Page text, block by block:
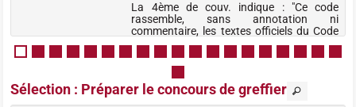
La 4ème de couv. indique : "Ce code
rassemble, sans annotation ni
commentaire, les textes officiels du Code
de justice administrative. Il bénéficie d'une
table des matières et d'un index
alphabétique particulièrement précis,
CODE
DE
Sélection : Préparer le concours de greffier